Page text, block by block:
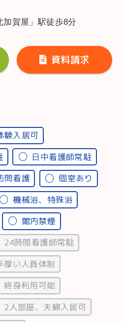
加賀屋」駅徒歩8分
資料請求
験入居可
日中看護師常駐
問看護
個室あり
機械浴、特殊浴
館内禁煙
24時間看護師常駐
厚い人員体制
終身利用可能
2人部屋、夫婦入居可